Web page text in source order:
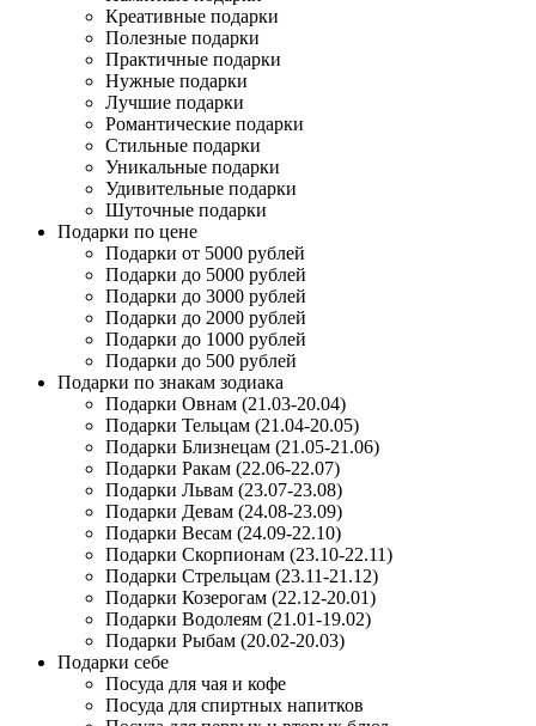
Креативные подарки
Полезные подарки
Практичные подарки
Нужные подарки
Лучшие подарки
Романтические подарки
Стильные подарки
Уникальные подарки
Удивительные подарки
Шуточные подарки
Подарки по цене
Подарки от 5000 рублей
Подарки до 5000 рублей
Подарки до 3000 рублей
Подарки до 2000 рублей
Подарки до 1000 рублей
Подарки до 500 рублей
Подарки по знакам зодиака
Подарки Овнам (21.03-20.04)
Подарки Тельцам (21.04-20.05)
Подарки Близнецам (21.05-21.06)
Подарки Ракам (22.06-22.07)
Подарки Львам (23.07-23.08)
Подарки Девам (24.08-23.09)
Подарки Весам (24.09-22.10)
Подарки Скорпионам (23.10-22.11)
Подарки Стрельцам (23.11-21.12)
Подарки Козерогам (22.12-20.01)
Подарки Водолеям (21.01-19.02)
Подарки Рыбам (20.02-20.03)
Подарки себе
Посуда для чая и кофе
Посуда для спиртных напитков